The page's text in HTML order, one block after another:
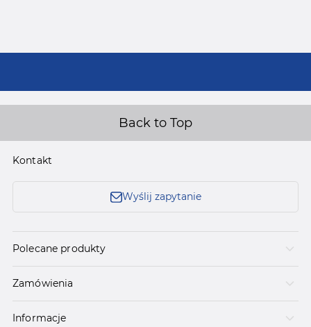
Back to Top
Kontakt
Wyślij zapytanie
Polecane produkty
Zamówienia
Informacje